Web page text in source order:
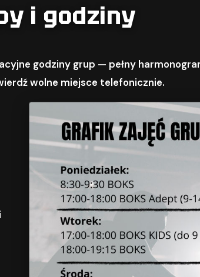
i godziny
godziny grup — pełny
wolne miejsce telefonicznie.